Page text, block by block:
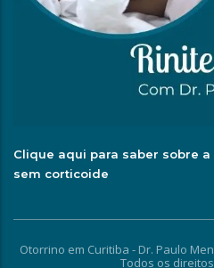
Clique aqui para saber sobre
sem corticoide
Otorrino em Curitiba - Dr. Paulo
Todos os